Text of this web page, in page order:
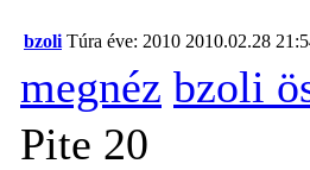
bzoli Túra éve: 2010 2010.02.28
megnéz bzoli
Pite 20